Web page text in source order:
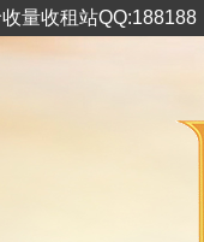
收量收租站